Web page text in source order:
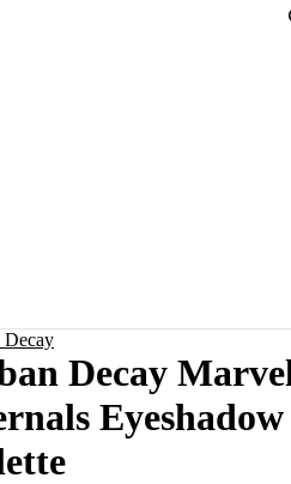
Decay
Decay
Eyeshadow